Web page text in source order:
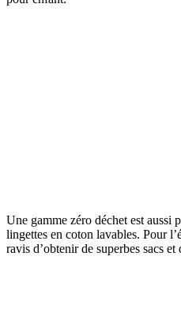
Une gamme zéro déchet est aussi
lingettes en coton lavables. Pour
ravis d’obtenir de superbes sacs et